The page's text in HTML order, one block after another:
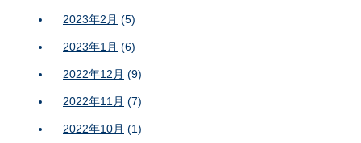
2023年2月 (5)
2023年1月 (6)
2022年12月 (9)
2022年11月 (7)
2022年10月 (1)